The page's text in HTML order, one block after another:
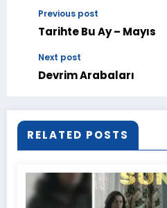
Previous post
Tarihte Bu Ay – Mayıs
Next post
Devrim Arabaları
RELATED POSTS